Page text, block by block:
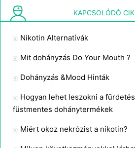
Alternatív Módszerek a
KAPCSOLÓDÓ
Nikotin Alternatívák
Mit dohányzás Do Your Mouth ?
Dohányzás &Mood Hinták
Hogyan lehet leszokni a
füstmentes dohánytermékek
Miért okoz nekrózist a nikotin?